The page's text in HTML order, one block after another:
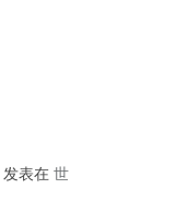
发表在 世